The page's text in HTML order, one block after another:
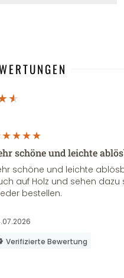
schöne und leichte
schöne und leichte
auf Holz und sehen
bestellen.
Verifizierte Bewertung